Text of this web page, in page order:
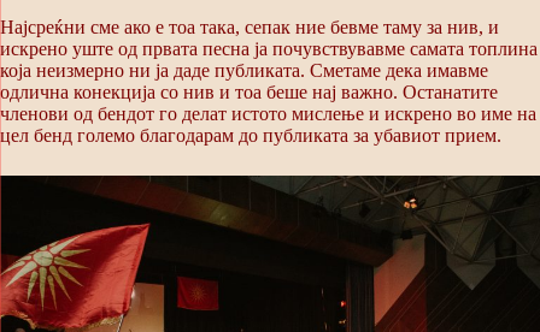
Најсреќни сме ако е тоа така, сепак ние бевме таму за нив, и
искрено уште од првата песна ја почувствувавме самата топлина
која неизмерно ни ја даде публиката. Сметаме дека имавме
одлична конекција со нив и тоа беше нај важно. Останатите
членови од бендот го делат истото мислење и искрено во име на
цел бенд големо благодарам до публиката за убавиот прием.